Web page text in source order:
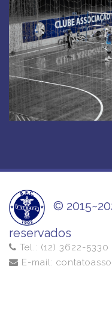
©
reservados
Tel.: (12) 3622-
E-mail: